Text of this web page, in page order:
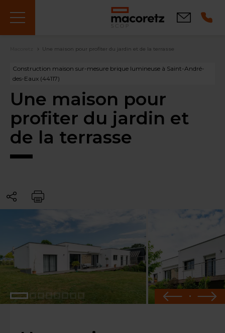
principal
Contact
Une maison pour profiter du jardin et de la terrasse
Construction maison sur-mesure brique lumineuse à Saint-André-
des-Eaux (44117)
Une maison pour
profiter du jardin et
de la terrasse
PartagerImprimer